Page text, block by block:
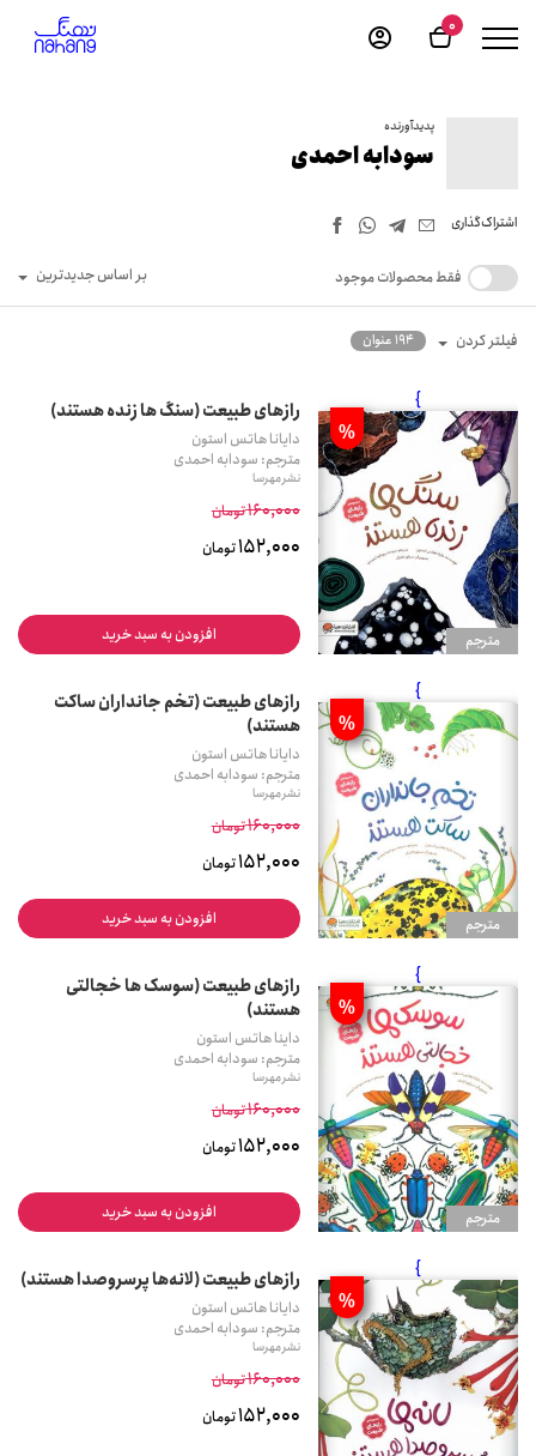
0
پدیدآورنده
سودابه احمدی
اشتراک‌گذاری
فقط محصولات موجود بر اساس جدیدترین
فیلتر کردن 194 عنوان
مترجم
}
%
رازهای طبیعت (سنگ ها زنده هستند)
دایانا هاتس استون
مترجم: سودابه احمدی
نشر مهرسا
160,000تومان
152,000تومان
افزودن به سبد خرید
مترجم
}
%
رازهای طبیعت (تخم جانداران ساکت
هستند)
دایانا هاتس استون
مترجم: سودابه احمدی
نشر مهرسا
160,000تومان
152,000تومان
افزودن به سبد خرید
مترجم
}
%
رازهای طبیعت (سوسک ها خجالتی
هستند)
داینا هاتس استون
مترجم: سودابه احمدی
نشر مهرسا
160,000تومان
152,000تومان
افزودن به سبد خرید
}
%
رازهای طبیعت (لانه‌ها پرسروصدا هستند)
دایانا هاتس استون
مترجم: سودابه احمدی
نشر مهرسا
160,000تومان
152,000تومان